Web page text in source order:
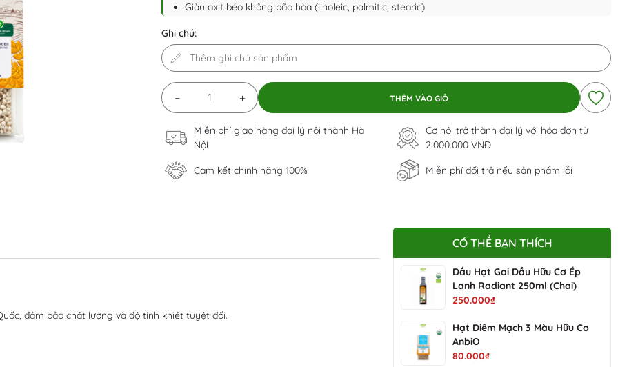
Giàu axit béo không bão hòa (linoleic, palmitic, stearic)
Ghi chú:
− + THÊM VÀO GIỎ
Miễn phí giao hàng đại lý nội thành Hà
Nội
Cơ hội trở thành đại lý với hóa đơn từ
2.000.000 VNĐ
Cam kết chính hãng 100% Miễn phí đổi trả nếu sản phẩm lỗi
đảm bảo chất lượng và độ tinh khiết tuyệt đối.
CÓ THỂ BẠN THÍCH
Dầu Hạt Gai Dầu Hữu Cơ Ép
Lạnh Radiant 250ml (Chai)
250.000₫
Hạt Diêm Mạch 3 Màu Hữu Cơ
AnbiO
80.000₫